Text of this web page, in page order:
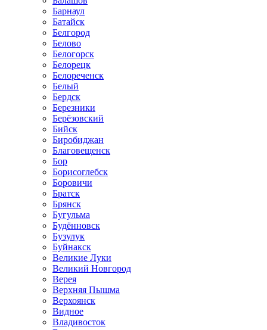
Барнаул
Батайск
Белгород
Белово
Белогорск
Белорецк
Белореченск
Белый
Бердск
Березники
Берёзовский
Бийск
Биробиджан
Благовещенск
Бор
Борисоглебск
Боровичи
Братск
Брянск
Бугульма
Будённовск
Бузулук
Буйнакск
Великие Луки
Великий Новгород
Верея
Верхняя Пышма
Верхоянск
Видное
Владивосток